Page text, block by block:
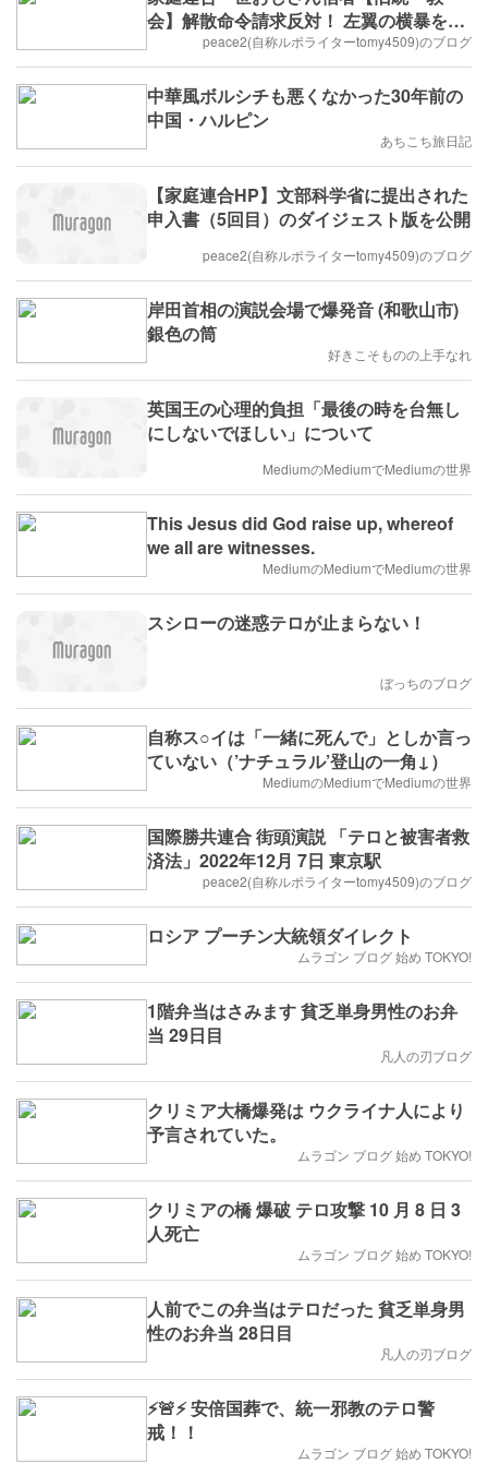
会】解散命令請求反対！ 左翼の横暴を許
peace2(自称ルポライターtomy4509)のブログ
中華風ボルシチも悪くなかった30年前の
中国・ハルピン
あちこち旅日記
【家庭連合HP】文部科学省に提出された
申入書（5回目）のダイジェスト版を公開
peace2(自称ルポライターtomy4509)のブログ
岸田首相の演説会場で爆発音 (和歌山市)
銀色の筒
好きこそものの上手なれ
英国王の心理的負担「最後の時を台無し
にしないでほしい」について
MediumのMediumでMediumの世界
This Jesus did God raise up, whereof
we all are witnesses.
MediumのMediumでMediumの世界
スシローの迷惑テロが止まらない！
ぼっちのブログ
自称ス○イは「一緒に死んで」としか言っ
ていない（’ナチュラル’登山の一角↓）
MediumのMediumでMediumの世界
国際勝共連合 街頭演説 「テロと被害者救
済法」2022年12月 7日 東京駅
peace2(自称ルポライターtomy4509)のブログ
ロシア プーチン大統領ダイレクト
ムラゴン ブログ 始め TOKYO!
1階弁当はさみます 貧乏単身男性のお弁
当 29日目
凡人の刃ブログ
クリミア大橋爆発は ウクライナ人により
予言されていた。
ムラゴン ブログ 始め TOKYO!
クリミアの橋 爆破 テロ攻撃 10 月 8 日 3
人死亡
ムラゴン ブログ 始め TOKYO!
人前でこの弁当はテロだった 貧乏単身男
性のお弁当 28日目
凡人の刃ブログ
⚡️🚨⚡️ 安倍国葬で、統一邪教のテロ警
戒！！
ムラゴン ブログ 始め TOKYO!